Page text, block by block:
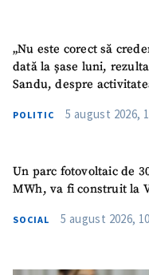
„Nu este corect să
dată la șase luni,
Sandu, despre
POLITIC 5 august 2026,
Un parc fotovoltaic de
MWh, va fi construit la
SOCIAL 5 august 2026,